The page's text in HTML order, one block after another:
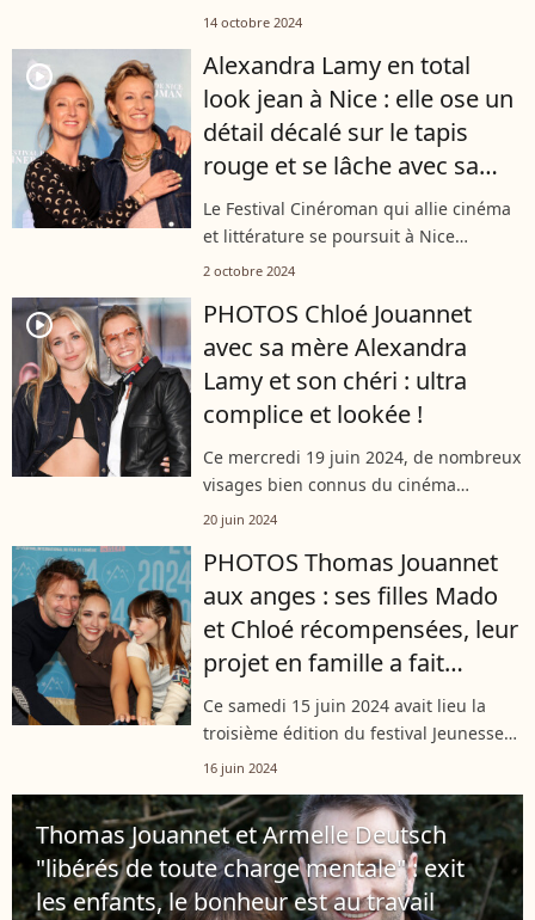
mettre en péril la carrière d'actrice de
Un handicap invisible les...
14 octobre 2024
player2
Alexandra Lamy en total
look jean à Nice : elle ose un
détail décalé sur le tapis
rouge et se lâche avec sa
soeur Audrey !
Le Festival Cinéroman qui allie cinéma
et littérature se poursuit à Nice
jusqu'au 5 octobre. Au programme du
lookées et talentueuses l'une que...
2 octobre 2024
player2
PHOTOS Chloé Jouannet
avec sa mère Alexandra
Lamy et son chéri : ultra
complice et lookée !
Ce mercredi 19 juin 2024, de nombreux
visages bien connus du cinéma
français ont assisté à l'avant-première
Vincent Cappello. Exemple avec Chloé
Jouannet,...
20 juin 2024
PHOTOS Thomas Jouannet
aux anges : ses filles Mado
et Chloé récompensées, leur
projet en famille a fait
l'unanimité
Ce samedi 15 juin 2024 avait lieu la
troisième édition du festival Jeunesse
en court, qui récompense les meilleurs
Maguelone. L'actrice et réalisatrice...
16 juin 2024
Thomas Jouannet et Armelle Deutsch
"libérés de toute charge mentale" : exit
les enfants, le bonheur est au travail